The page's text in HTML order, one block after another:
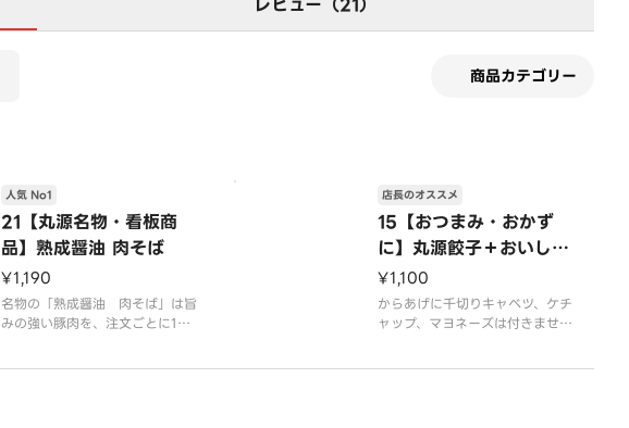
商品カテゴリー
21【丸源名物・看板商
品】熟成醤油 肉そば
人気 No1
¥1,190
名物の「熟成醤油 肉そば」は旨
みの強い豚肉を、注文ごとに1杯1
15【おつまみ・おかず
に】丸源餃子＋おいしい
からあげコンビ
店長のオススメ
¥1,100
からあげに千切りキャベツ、ケチ
ャップ、マヨネーズは付きませ